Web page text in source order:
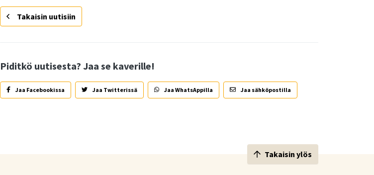
Takaisin uutisiin
Piditkö uutisesta? Jaa se kaverille!
Jaa Facebookissa Jaa Twitterissä Jaa WhatsAppilla Jaa sähköpostilla
Takaisin ylös